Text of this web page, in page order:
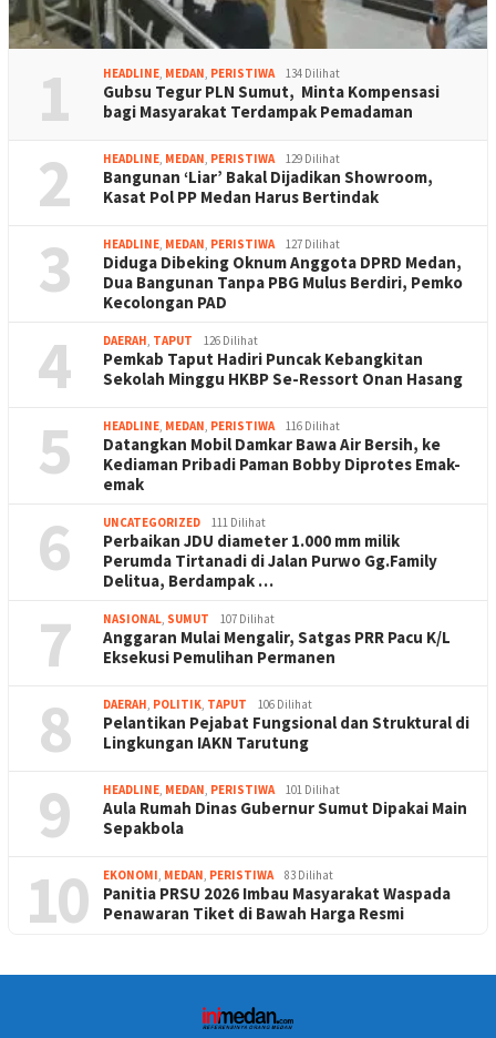
1 HEADLINE, MEDAN, PERISTIWA 134 Dilihat
Gubsu Tegur PLN Sumut, Minta Kompensasi
bagi Masyarakat Terdampak Pemadaman
2 HEADLINE, MEDAN, PERISTIWA 129 Dilihat
Bangunan ‘Liar’ Bakal Dijadikan Showroom,
Kasat Pol PP Medan Harus Bertindak
3 HEADLINE, MEDAN, PERISTIWA 127 Dilihat
Diduga Dibeking Oknum Anggota DPRD Medan,
Dua Bangunan Tanpa PBG Mulus Berdiri, Pemko
Kecolongan PAD
4 DAERAH, TAPUT 126 Dilihat
Pemkab Taput Hadiri Puncak Kebangkitan
Sekolah Minggu HKBP Se-Ressort Onan Hasang
5 HEADLINE, MEDAN, PERISTIWA 116 Dilihat
Datangkan Mobil Damkar Bawa Air Bersih, ke
Kediaman Pribadi Paman Bobby Diprotes Emak-
emak
6 UNCATEGORIZED 111 Dilihat
Perbaikan JDU diameter 1.000 mm milik
Perumda Tirtanadi di Jalan Purwo Gg.Family
Delitua, Berdampak …
7 NASIONAL, SUMUT 107 Dilihat
Anggaran Mulai Mengalir, Satgas PRR Pacu K/L
Eksekusi Pemulihan Permanen
8 DAERAH, POLITIK, TAPUT 106 Dilihat
Pelantikan Pejabat Fungsional dan Struktural di
Lingkungan IAKN Tarutung
9 HEADLINE, MEDAN, PERISTIWA 101 Dilihat
Aula Rumah Dinas Gubernur Sumut Dipakai Main
Sepakbola
10 EKONOMI, MEDAN, PERISTIWA 83 Dilihat
Panitia PRSU 2026 Imbau Masyarakat Waspada
Penawaran Tiket di Bawah Harga Resmi